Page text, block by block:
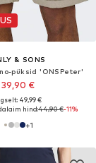
& SONS
püksid 'ONSPeter'
39,90 €
49,99 €
hind:44,90 €-11%
+1